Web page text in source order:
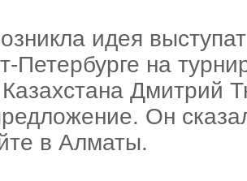
идея
Петербурге на
Дмитрий
Он
в Алматы.